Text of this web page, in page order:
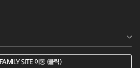
FAMILY SITE 이동 (클릭)